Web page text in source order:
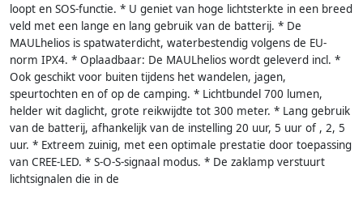
loopt en SOS-functie. * U geniet van hoge lichtsterkte in een breed
veld met een lange en lang gebruik van de batterij. * De
MAULhelios is spatwaterdicht, waterbestendig volgens de EU-
norm IPX4. * Oplaadbaar: De MAULhelios wordt geleverd incl. *
Ook geschikt voor buiten tijdens het wandelen, jagen,
speurtochten en of op de camping. * Lichtbundel 700 lumen,
helder wit daglicht, grote reikwijdte tot 300 meter. * Lang gebruik
van de batterij, afhankelijk van de instelling 20 uur, 5 uur of , 2, 5
uur. * Extreem zuinig, met een optimale prestatie door toepassing
van CREE-LED. * S-O-S-signaal modus. * De zaklamp verstuurt
lichtsignalen die in de